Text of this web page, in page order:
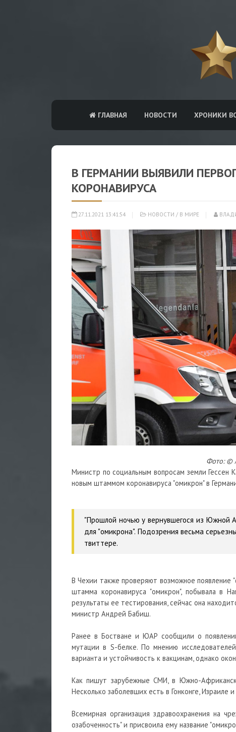
ГЛАВНАЯ НОВОСТИ ХРОНИКИ
В ГЕРМАНИИ ВЫЯВИЛИ
КОРОНАВИРУСА
27.11.2021 13:41:54 НОВОСТИ / В МИРЕ
Фото: ©
Министр по социальным вопросам земли Гессен
новым штаммом коронавируса "омикрон" в
"Прошлой ночью у вернувшегося из Южной
для "омикрона". Подозрения весьма
твиттере.
В Чехии также проверяют возможное появление
штамма коронавируса "омикрон", побывала
результаты ее тестирования, сейчас она
министр Андрей Бабиш.
Ранее в Бостване и ЮАР сообщили о
мутации в S-белке. По мнению
варианта и устойчивость к вакцинам, однако
Как пишут зарубежные СМИ, в Южно-
Несколько заболевших есть в Гонконге, Израиле и
Всемирная организация здравоохранения на
озабоченность" и присвоила ему название